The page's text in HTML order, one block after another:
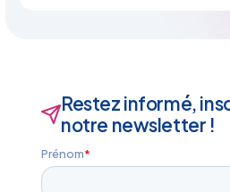
Restez informé,
notre newsletter !